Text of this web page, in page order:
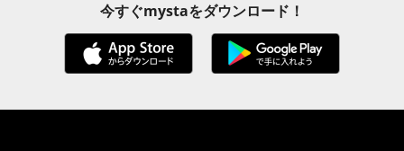
今すぐmystaをダウンロード！